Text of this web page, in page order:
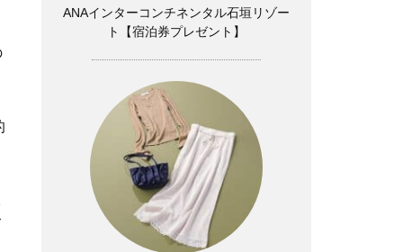
ANAインターコンチネンタル石垣リゾー
ト【宿泊券プレゼント】